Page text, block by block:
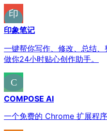
印象笔记
一键帮你写作、修改、总结
做你24小时贴心创作助手。
COMPOSE AI
一个免费的 Chrome 扩展程